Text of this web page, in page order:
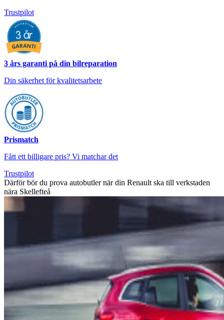
Trustpilot
3 års garanti på din bilreparation
Din säkerhet för kvalitetsarbete
Prismatch
Fått ett billigare pris? Vi matchar det
Trustpilot
Därför bör du prova autobutler när din Renault ska till verkstaden
nära Skellefteå